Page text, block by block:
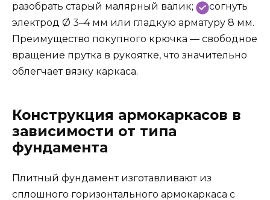
разобрать старый малярный валик;
согнуть
электрод Ø 3–4 мм или гладкую арматуру 8 мм.
Преимущество покупного крючка — свободное
вращение прутка в рукоятке, что значительно
облегчает вязку каркаса.
Конструкция армокаркасов в
зависимости от типа
фундамента
Плитный фундамент изготавливают из
сплошного горизонтального армокаркаса с